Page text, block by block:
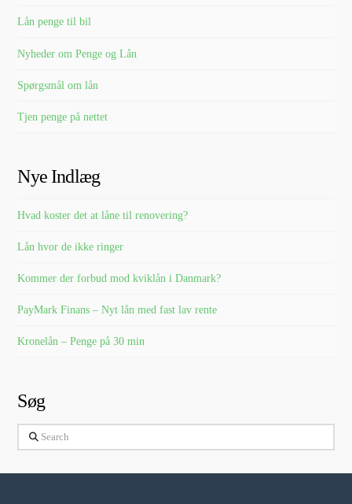
Lån penge til bil
Nyheder om Penge og Lån
Spørgsmål om lån
Tjen penge på nettet
Nye Indlæg
Hvad koster det at låne til renovering?
Lån hvor de ikke ringer
Kommer der forbud mod kviklån i Danmark?
PayMark Finans – Nyt lån med fast lav rente
Kronelån – Penge på 30 min
Søg
Search